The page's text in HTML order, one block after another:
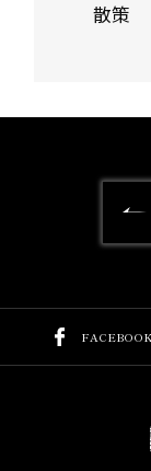
散策
FACEBOOK